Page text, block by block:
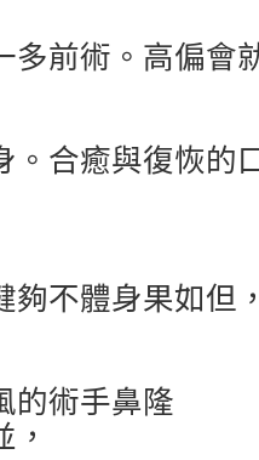
多前術。高偏會
。合癒與復恢的
夠不體身果如但
的術手鼻隆